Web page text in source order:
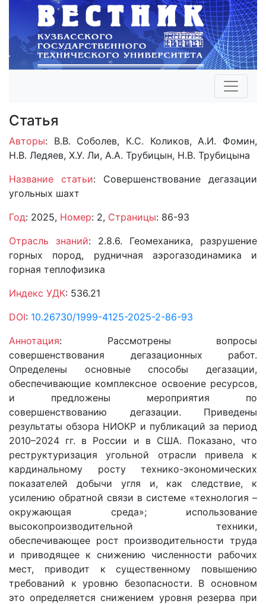
Статья
Авторы: В.В. Соболев, К.С. Коликов, А.И. Фомин,
Н.В. Ледяев, Х.У. Ли, А.А. Трубицын, Н.В. Трубицына
Название статьи: Совершенствование дегазации
угольных шахт
Год: 2025, Номер: 2, Страницы: 86-93
Отрасль знаний: 2.8.6. Геомеханика, разрушение
горных пород, рудничная аэрогазодинамика и
горная теплофизика
Индекс УДК: 536.21
DOI: 10.26730/1999-4125-2025-2-86-93
Аннотация: Рассмотрены вопросы
совершенствования дегазационных работ.
Определены основные способы дегазации,
обеспечивающие комплексное освоение ресурсов,
и предложены мероприятия по
совершенствованию дегазации. Приведены
результаты обзора НИОКР и публикаций за период
2010–2024 гг. в России и в США. Показано, что
реструктуризация угольной отрасли привела к
кардинальному росту технико-экономических
показателей добычи угля и, как следствие, к
усилению обратной связи в системе «технология –
окружающая среда»; использование
высокопроизводительной техники,
обеспечивающее рост производительности труда
и приводящее к снижению численности рабочих
мест, приводит к существенному повышению
требований к уровню безопасности. В основном
это определяется снижением уровня резерва при